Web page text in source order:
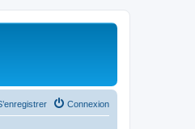
Connexion